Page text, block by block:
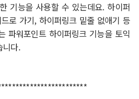
기능을 사용할 수 있는데요. 하이퍼
로 가기, 하이퍼링크 밑줄 없애기 등
파워포인트 하이퍼링크 기능을 토익
니다.